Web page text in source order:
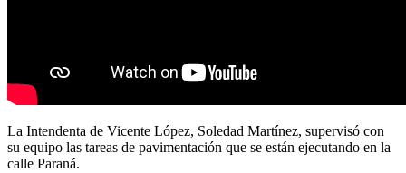
La Intendenta de Vicente López, Soledad Martínez, supervisó con
su equipo las tareas de pavimentación que se están ejecutando en la
calle Paraná.